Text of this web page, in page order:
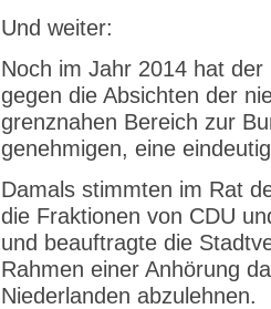
Und weiter:
Noch im Jahr 2014 hat
gegen die Absichten der
grenznahen Bereich zur
genehmigen, eine
Damals stimmten im Rat
die Fraktionen von CDU
und beauftragte die
Rahmen einer Anhörung
Niederlanden abzulehnen.